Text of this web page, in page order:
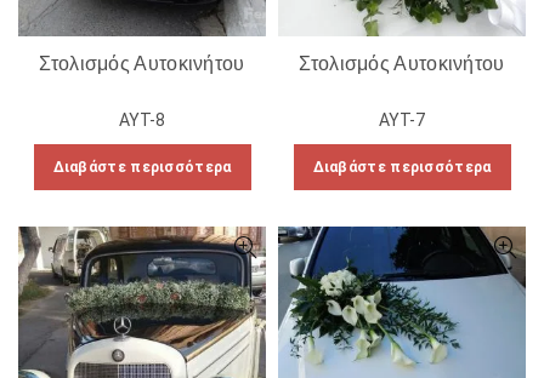
Στολισμός Αυτοκινήτου
ΑΥΤ-8
Διαβάστε περισσότερα
Στολισμός Αυτοκινήτου
ΑΥΤ-7
Διαβάστε περισσότερα